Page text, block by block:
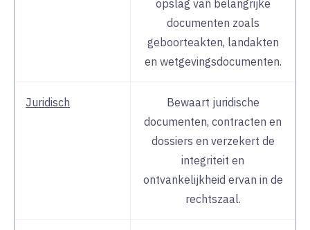
opslag van belangrijke
documenten zoals
geboorteakten, landakten
en wetgevingsdocumenten.
Juridisch
Bewaart juridische
documenten, contracten en
dossiers en verzekert de
integriteit en
ontvankelijkheid ervan in de
rechtszaal.